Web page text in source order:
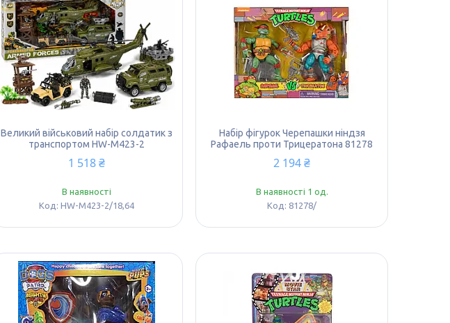
Великий військовий набір солдатик з
транспортом HW-M423-2
1 518 ₴
В наявності
HW-M423-2/18,64
Набір фігурок Черепашки ніндзя
Рафаель проти Трицератона 81278
2 194 ₴
В наявності 1 од.
81278/